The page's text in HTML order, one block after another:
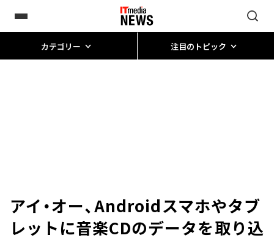
カテゴリー 注目のトピック
アイ・オー、Androidスマホやタブ
レットに音楽CDのデータを取り込